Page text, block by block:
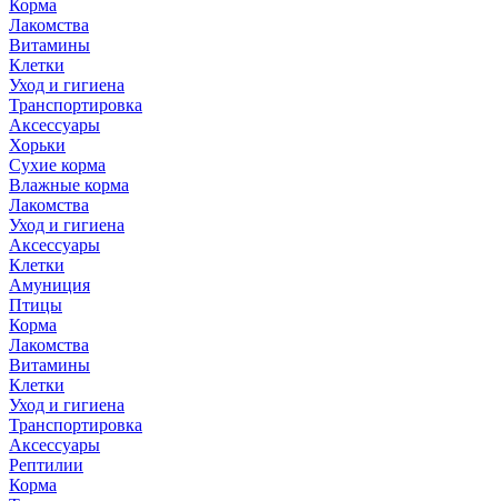
Корма
Лакомства
Витамины
Клетки
Уход и гигиена
Транспортировка
Аксессуары
Хорьки
Сухие корма
Влажные корма
Лакомства
Уход и гигиена
Аксессуары
Клетки
Амуниция
Птицы
Корма
Лакомства
Витамины
Клетки
Уход и гигиена
Транспортировка
Аксессуары
Рептилии
Корма